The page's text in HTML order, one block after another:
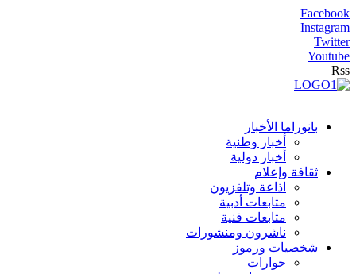
Facebook
Instagram
Twitter
Youtube
Rss
بانوراما الأخبار
أخبار وطنية
أخبار دولية
ثقافة وإعلام
اذاعة وتلفزيون
متابعات أدبية
متابعات فنية
ناشرون ومنشورات
شخصيات ورموز
حوارات